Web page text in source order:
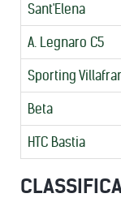
Sant'Elena
A. Legnaro C5
Sporting
Beta
HTC Bastia